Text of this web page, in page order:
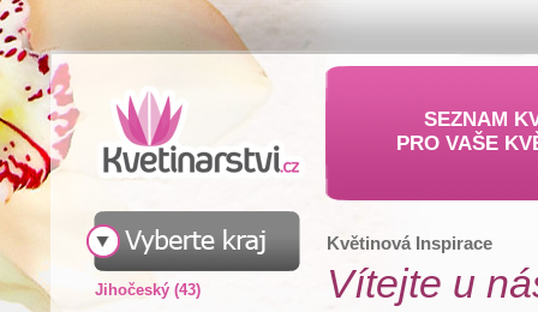
SEZNAM
PRO VAŠE
Jihočeský (43)
Květinová Inspirace
Ví­tejte u